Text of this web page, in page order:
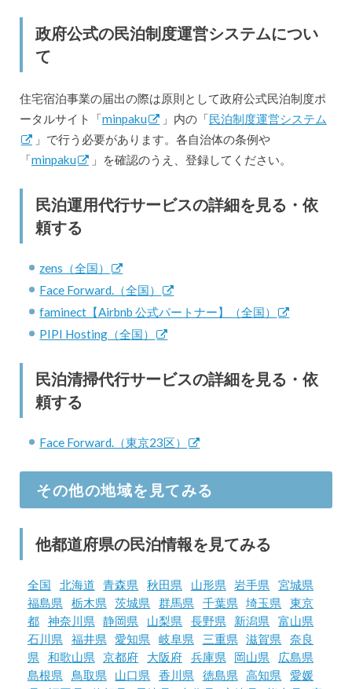
政府公式の民泊制度運営システムについ
て
住宅宿泊事業の届出の際は原則として政府公式民泊制度ポ
ータルサイト「minpaku 」内の「民泊制度運営システム
」で行う必要があります。各自治体の条例や
「minpaku 」を確認のうえ、登録してください。
民泊運用代行サービスの詳細を見る・依
頼する
zens（全国）
Face Forward.（全国）
faminect【Airbnb 公式パートナー】（全国）
PIPI Hosting（全国）
民泊清掃代行サービスの詳細を見る・依
頼する
Face Forward.（東京23区）
その他の地域を見てみる
他都道府県の民泊情報を見てみる
全国 北海道 青森県 秋田県 山形県 岩手県
宮城県
福島県
栃木県 茨城県 群馬県 千葉県 埼玉県
東京
都
神奈川県 静岡県 山梨県 長野県 新潟県
富山県
石川県
福井県 愛知県 岐阜県 三重県 滋賀県
奈良
県
和歌山県 京都府 大阪府 兵庫県 岡山県
広島県
島根県
鳥取県 山口県 香川県 徳島県 高知県
愛媛